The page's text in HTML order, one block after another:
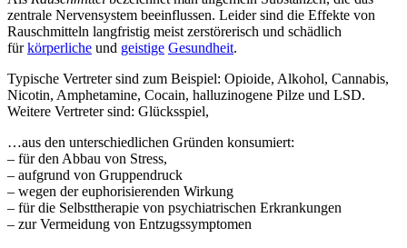
zentrale Nervensystem beeinflussen. Leider sind die Effekte von
Rauschmitteln langfristig meist zerstörerisch und schädlich
fürkörperliche und geistige Gesundheit.
Typische Vertreter sind zum Beispiel: Opioide, Alkohol, Cannabis,
Nicotin, Amphetamine, Cocain, halluzinogene Pilze und LSD.
Weitere Vertreter sind: Glücksspiel,
…aus den unterschiedlichen Gründen konsumiert:
– für den Abbau von Stress,
– aufgrund von Gruppendruck
– wegen der euphorisierenden Wirkung
– für die Selbsttherapie von psychiatrischen Erkrankungen
– zur Vermeidung von Entzugssymptomen